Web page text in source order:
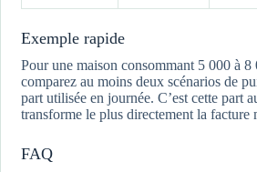
Exemple rapide
Pour une maison consommant 5 000 à
comparez au moins deux scénarios de
part utilisée en journée. C’est cette part
transforme le plus directement la facture
FAQ